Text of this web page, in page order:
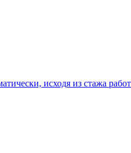
исходя из стажа